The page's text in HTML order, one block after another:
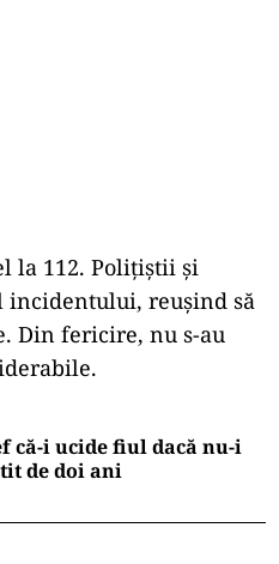
la 112. Polițiștii și
incidentului, reușind să
Din fericire, nu s-au
că-i ucide fiul dacă nu-i
de doi ani